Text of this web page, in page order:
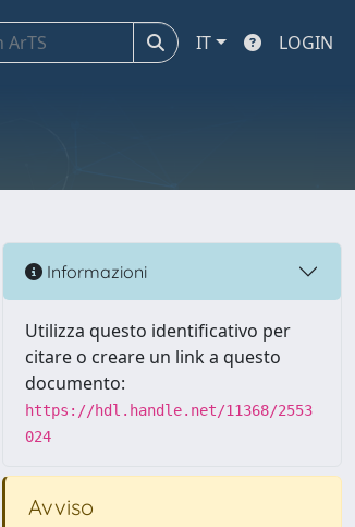
IT LOGIN
Informazioni
Utilizza questo identificativo per
citare o creare un link a questo
documento:
https://hdl.handle.net/11368/2553
024
Avviso